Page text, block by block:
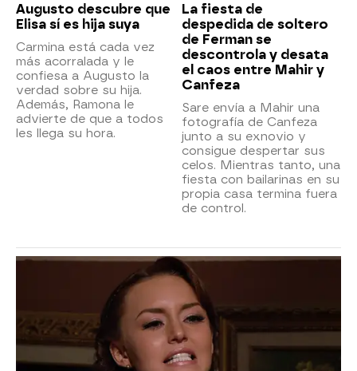
Augusto descubre que
Elisa sí es hija suya
Carmina está cada vez
más acorralada y le
confiesa a Augusto la
verdad sobre su hija.
Además, Ramona le
advierte de que a todos
les llega su hora.
La fiesta de
despedida de soltero
de Ferman se
descontrola y desata
el caos entre Mahir y
Canfeza
Sare envía a Mahir una
fotografía de Canfeza
junto a su exnovio y
consigue despertar sus
celos. Mientras tanto, una
fiesta con bailarinas en su
propia casa termina fuera
de control.